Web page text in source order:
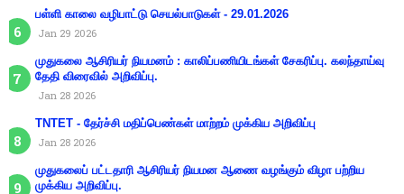
பள்ளி காலை வழிபாட்டு செயல்பாடுகள் - 29.01.2026
Jan 29 2026
முதுகலை ஆசிரியர் நியமனம் : காலிப்பணியிடங்கள் சேகரிப்பு. கலந்தாய்வு
தேதி விரைவில் அறிவிப்பு.
Jan 28 2026
TNTET - தேர்ச்சி மதிப்பெண்கள் மாற்றம் முக்கிய அறிவிப்பு
Jan 28 2026
முதுகலைப் பட்டதாரி ஆசிரியர் நியமன ஆணை வழங்கும் விழா பற்றிய
முக்கிய அறிவிப்பு.